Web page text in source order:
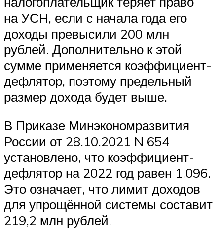
на УСН, если с начала года его
доходы превысили 200 млн
рублей. Дополнительно к этой
сумме применяется коэффициент-
дефлятор, поэтому предельный
размер дохода будет выше.
В Приказе Минэкономразвития
России от 28.10.2021 N 654
установлено, что коэффициент-
дефлятор на 2022 год равен 1,096.
Это означает, что лимит доходов
для упрощённой системы составит
219,2 млн рублей.